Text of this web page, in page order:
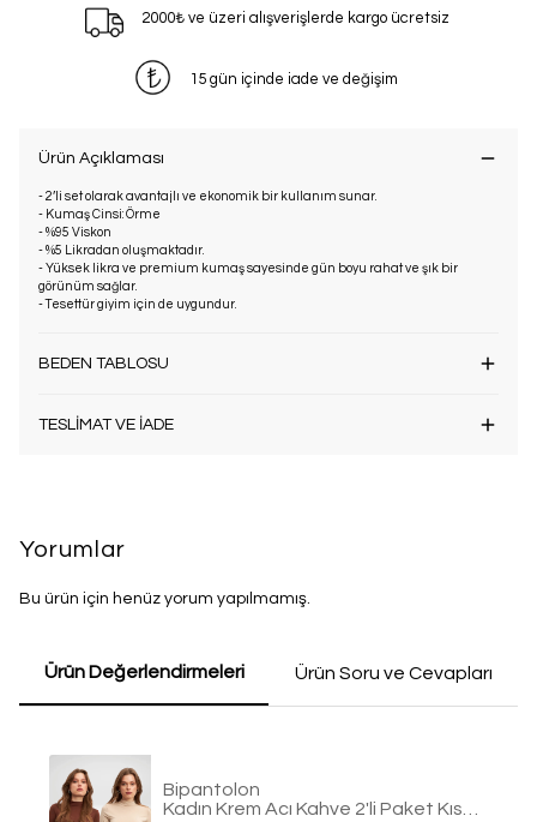
2000₺ ve üzeri alışverişlerde kargo ücretsiz
15 gün içinde iade ve değişim
Ürün Açıklaması
- 2’li set olarak avantajlı ve ekonomik bir kullanım sunar.
- Kumaş Cinsi: Örme
- %95 Viskon
- %5 Likradan oluşmaktadır.
- Yüksek likra ve premium kumaş sayesinde gün boyu rahat ve şık bir
görünüm sağlar.
- Tesettür giyim için de uygundur.
BEDEN TABLOSU
TESLİMAT VE İADE
Yorumlar
Bu ürün için henüz yorum yapılmamış.
Ürün Değerlendirmeleri Ürün Soru ve Cevapları
Bipantolon